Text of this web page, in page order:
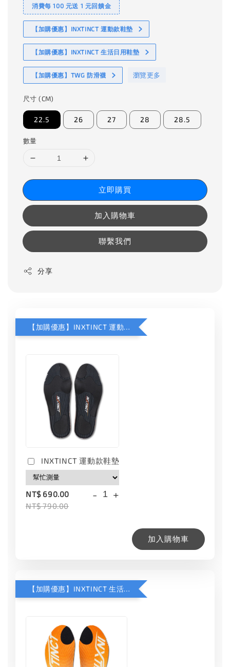
消費每 100 元送 1 元回饋金
【加購優惠】INXTINCT 運動款鞋墊
【加購優惠】INXTINCT 生活日用鞋墊
【加購優惠】TWG 防滑襪 瀏覽更多
尺寸 (CM)
22.5 26 27 28 28.5
數量
立即購買
加入購物車
聯繫我們
分享
【加購優惠】INXTINCT 運動款鞋墊
INXTINCT 運動款鞋墊
NT$ 690.00
NT$ 790.00
- +
加入購物車
【加購優惠】INXTINCT 生活日用鞋墊